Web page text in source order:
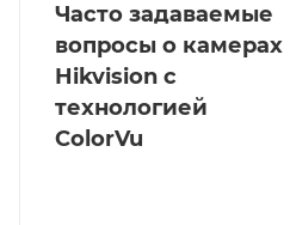
Часто задаваемые
вопросы о камерах
Hikvision с
технологией
ColorVu